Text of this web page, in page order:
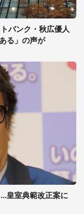
バンク・秋広優人
る」の声が
皇室典範改正案に